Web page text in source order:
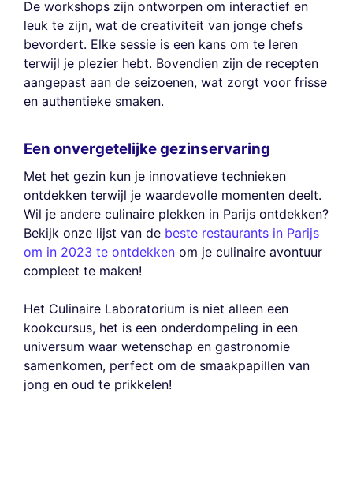
De workshops zijn ontworpen om interactief en
leuk te zijn, wat de creativiteit van jonge chefs
bevordert. Elke sessie is een kans om te leren
terwijl je plezier hebt. Bovendien zijn de recepten
aangepast aan de seizoenen, wat zorgt voor frisse
en authentieke smaken.
Een onvergetelijke gezinservaring
Met het gezin kun je innovatieve technieken
ontdekken terwijl je waardevolle momenten deelt.
Wil je andere culinaire plekken in Parijs ontdekken?
Bekijk onze lijst van de beste restaurants in Parijs
om in 2023 te ontdekken om je culinaire avontuur
compleet te maken!
Het Culinaire Laboratorium is niet alleen een
kookcursus, het is een onderdompeling in een
universum waar wetenschap en gastronomie
samenkomen, perfect om de smaakpapillen van
jong en oud te prikkelen!